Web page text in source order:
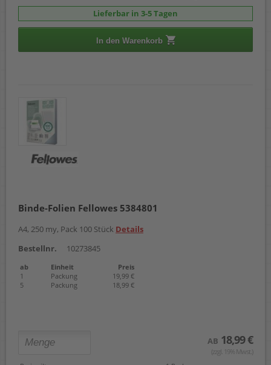
Lieferbar in 3-5 Tagen
In den Warenkorb
Binde-Folien Fellowes 5384801
A4, 250 my, Pack 100 Stück Details
Bestellnr.
10273845
ab Einheit
Preis
1
Packung
19,99 €
5
Packung 18,99 €
AB 18,99 €
(zzgl. 19% Mwst.)